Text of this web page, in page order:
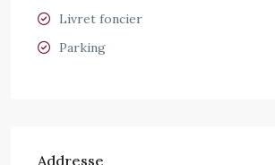
Livret foncier
Parking
Addresse